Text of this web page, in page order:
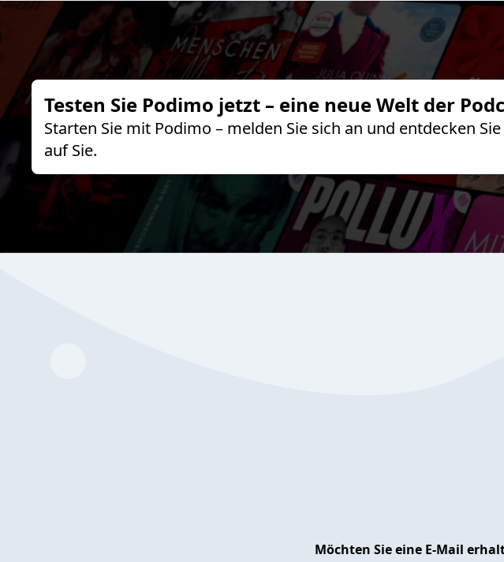
Testen Sie Podimo jetzt – eine neue Welt der
Starten Sie mit Podimo – melden Sie sich an und entdecken
auf Sie.
Möchten Sie eine E-Mail